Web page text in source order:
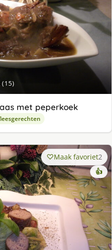
(15)
met peperkoek
Maak favoriet2
👍